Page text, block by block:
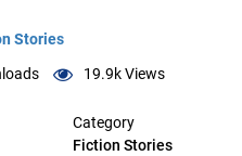
Stories
19.9kViews
Category
Fiction Stories